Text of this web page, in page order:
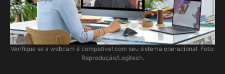
Verifique se a webcam é compatível com seu sistema operacional. Foto:
Reprodução/Logitech.